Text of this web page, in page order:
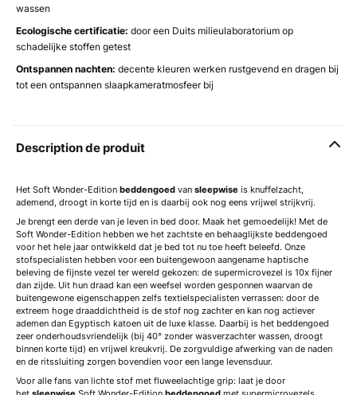
wassen
Ecologische certificatie: door een Duits milieulaboratorium op
schadelijke stoffen getest
Ontspannen nachten: decente kleuren werken rustgevend en dragen bij
tot een ontspannen slaapkameratmosfeer bij
Description de produit
Het Soft Wonder-Edition beddengoed van sleepwise is knuffelzacht,
ademend, droogt in korte tijd en is daarbij ook nog eens vrijwel strijkvrij.
Je brengt een derde van je leven in bed door. Maak het gemoedelijk! Met de
Soft Wonder-Edition hebben we het zachtste en behaaglijkste beddengoed
voor het hele jaar ontwikkeld dat je bed tot nu toe heeft beleefd. Onze
stofspecialisten hebben voor een buitengewoon aangename haptische
beleving de fijnste vezel ter wereld gekozen: de supermicrovezel is 10x fijner
dan zijde. Uit hun draad kan een weefsel worden gesponnen waarvan de
buitengewone eigenschappen zelfs textielspecialisten verrassen: door de
extreem hoge draaddichtheid is de stof nog zachter en kan nog actiever
ademen dan Egyptisch katoen uit de luxe klasse. Daarbij is het beddengoed
zeer onderhoudsvriendelijk (bij 40° zonder wasverzachter wassen, droogt
binnen korte tijd) en vrijwel kreukvrij. De zorgvuldige afwerking van de naden
en de ritssluiting zorgen bovendien voor een lange levensduur.
Voor alle fans van lichte stof met fluweelachtige grip: laat je door